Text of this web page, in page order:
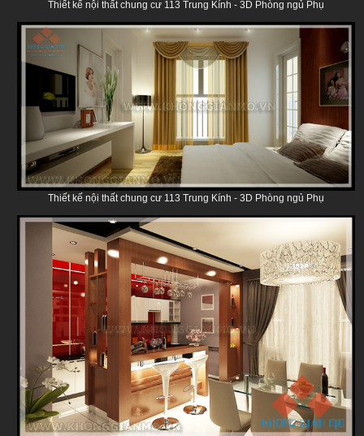
Thiết kế nội thất chung cư 113 Trung Kính - 3D Phòng ngủ Phụ
Thiết kế nội thất chung cư 113 Trung Kính - 3D Phòng ngủ Phụ